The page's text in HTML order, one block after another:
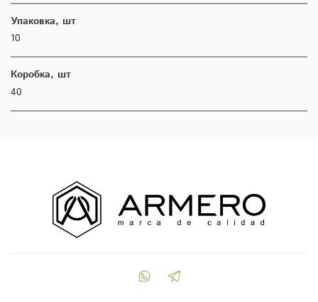
Упаковка, шт
10
Коробка, шт
40